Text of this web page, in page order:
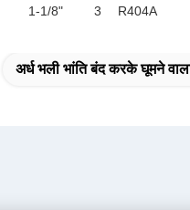
1-1/8" 3 R404A
अर्ध भली भांति बंद करके घूमने